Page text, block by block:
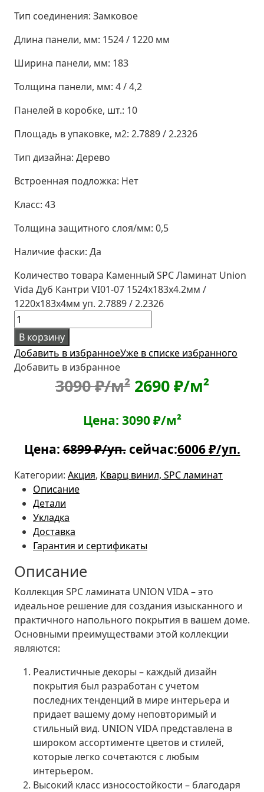
Тип соединения: Замковое
Длина панели, мм: 1524 / 1220 мм
Ширина панели, мм: 183
Толщина панели, мм: 4 / 4,2
Панелей в коробке, шт.: 10
Площадь в упаковке, м2: 2.7889 / 2.2326
Тип дизайна: Дерево
Встроенная подложка: Нет
Класс: 43
Толщина защитного слоя/мм: 0,5
Наличие фаски: Да
Количество товара Каменный SPC Ламинат Union
Vida Дуб Кантри VI01-07 1524x183x4.2мм /
1220x183x4мм уп. 2.7889 / 2.2326
В корзину
Добавить в избранноеУже в списке избранного
Добавить в избранное
3090 ₽/м² 2690 ₽/м²
Цена: 3090 ₽/м²
Цена:6899₽/уп.сейчас:6006₽/уп.
Категории: Акция, Кварц винил, SPC ламинат
Описание
Детали
Укладка
Доставка
Гарантия и сертификаты
Описание
Коллекция SPC ламината UNION VIDA – это
идеальное решение для создания изысканного и
практичного напольного покрытия в вашем доме.
Основными преимуществами этой коллекции
являются:
Реалистичные декоры – каждый дизайн
покрытия был разработан с учетом
последних тенденций в мире интерьера и
придает вашему дому неповторимый и
стильный вид. UNION VIDA представлена в
широком ассортименте цветов и стилей,
которые легко сочетаются с любым
интерьером.
Высокий класс износостойкости – благодаря